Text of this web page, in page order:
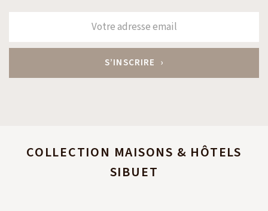
COLLECTION MAISONS & HÔTELS
SIBUET